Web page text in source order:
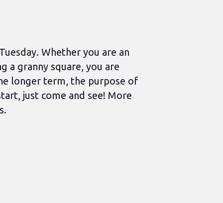
Whether you are an
a granny square, you are
longer term, the purpose of
just come and see! More